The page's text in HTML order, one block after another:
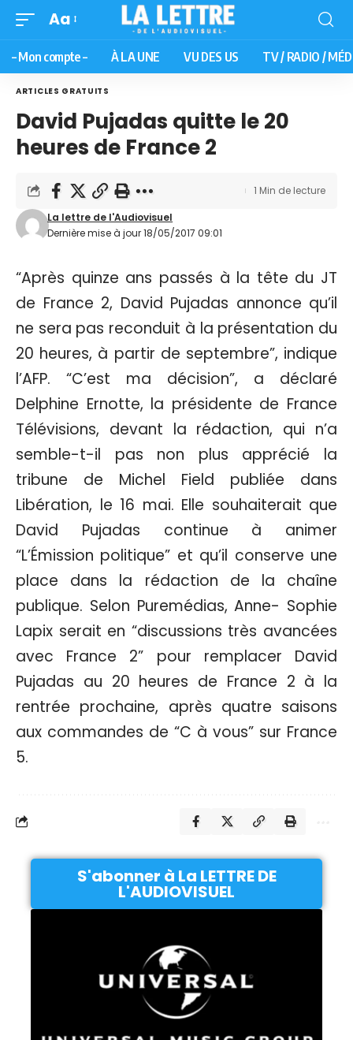
Aa
– Mon compte – À LA UNE VU DES US TV / RADIO /
ARTICLES GRATUITS
David Pujadas quitte le 20
heures de France 2
Dernière mise à jour 18/05/2017 09:01
La lettre de l'Audiovisuel
1 Min de lecture
“Après quinze ans passés à la tête du JT
de France 2, David Pujadas annonce qu’il
ne sera pas reconduit à la présentation du
20 heures, à partir de septembre”, indique
l’AFP. “C’est ma décision”, a déclaré
Delphine Ernotte, la présidente de France
Télévisions, devant la rédaction, qui n’a
semble-t-il pas non plus apprécié la
tribune de Michel Field publiée dans
Libération, le 16 mai. Elle souhaiterait que
David Pujadas continue à animer
“L’Émission politique” et qu’il conserve une
place dans la rédaction de la chaîne
publique. Selon Puremédias, Anne- Sophie
Lapix serait en “discussions très avancées
avec France 2” pour remplacer David
Pujadas au 20 heures de France 2 à la
rentrée prochaine, après quatre saisons
aux commandes de “C à vous” sur France
5.
S'abonner à La LETTRE DE
L'AUDIOVISUEL